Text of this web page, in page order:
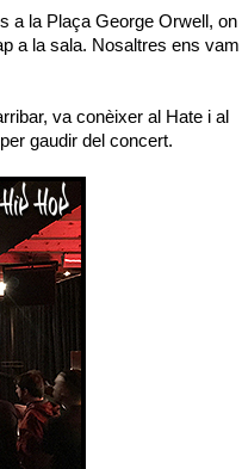
a la Plaça George Orwell, on
a la sala. Nosaltres ens vam
va conèixer al Hate i al
gaudir del concert.